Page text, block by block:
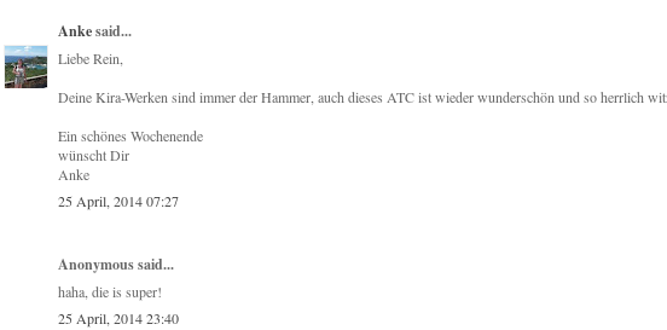
Ankesaid...
Liebe Rein,
Deine Kira-Werken sind immer der Hammer, auch dieses ATC ist wieder wunderschön und so herrlich
Ein schönes Wochenende
wünscht Dir
Anke
25 April, 2014 07:27
Anonymous said...
haha, die is super!
25 April, 2014 23:40